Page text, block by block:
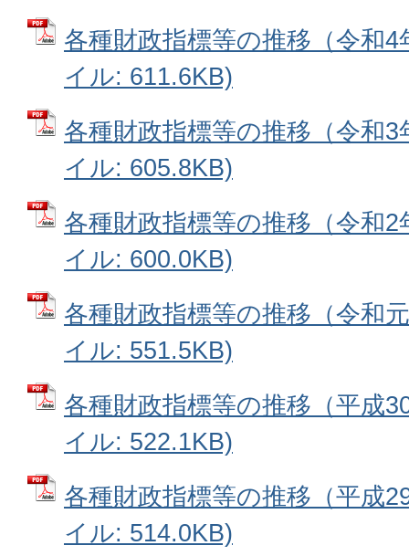
各種財政指標等の推移（令和
イル: 611.6KB)
各種財政指標等の推移（令和
イル: 605.8KB)
各種財政指標等の推移（令和
イル: 600.0KB)
各種財政指標等の推移（令和
イル: 551.5KB)
各種財政指標等の推移（平成
イル: 522.1KB)
各種財政指標等の推移（平成
イル: 514.0KB)